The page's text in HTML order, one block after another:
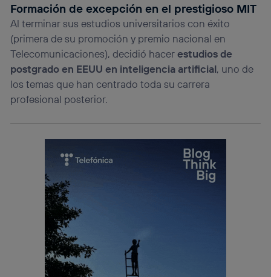
Formación de excepción en el prestigioso MIT
Al terminar sus estudios universitarios con éxito
(primera de su promoción y premio nacional en
Telecomunicaciones), decidió hacerestudios de
postgrado en EEUU en inteligencia artificial, uno de
los temas que han centrado toda su carrera
profesional posterior.